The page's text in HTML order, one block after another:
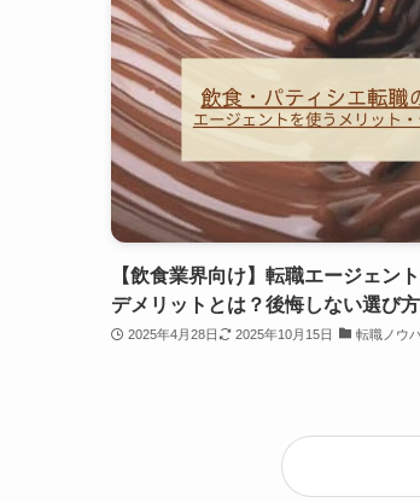
【飲食業界向け】転職エージェン
デメリットとは？後悔しない選び
2025年4月28日 2025年10月15日 転職ノウ